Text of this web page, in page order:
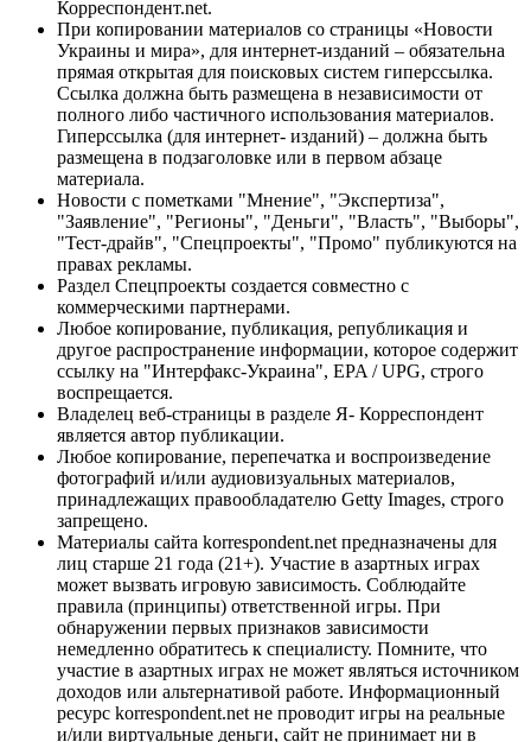
Корреспондент.net.
При копировании материалов со страницы «Новости
Украины и мира», для интернет-изданий – обязательна
прямая открытая для поисковых систем гиперссылка.
Ссылка должна быть размещена в независимости от
полного либо частичного использования материалов.
Гиперссылка (для интернет- изданий) – должна быть
размещена в подзаголовке или в первом абзаце
материала.
Новости с пометками "Мнение", "Экспертиза",
"Заявление", "Регионы", "Деньги", "Власть", "Выборы",
"Тест-драйв", "Спецпроекты", "Промо" публикуются на
правах рекламы.
Раздел Спецпроекты создается совместно с
коммерческими партнерами.
Любое копирование, публикация, републикация и
другое распространение информации, которое содержит
ссылку на "Интерфакс-Украина", EPA / UPG, строго
воспрещается.
Владелец веб-страницы в разделе Я- Корреспондент
является автор публикации.
Любое копирование, перепечатка и воспроизведение
фотографий и/или аудиовизуальных материалов,
принадлежащих правообладателю Getty Images, строго
запрещено.
Материалы сайта korrespondent.net предназначены для
лиц старше 21 года (21+). Участие в азартных играх
может вызвать игровую зависимость. Соблюдайте
правила (принципы) ответственной игры. При
обнаружении первых признаков зависимости
немедленно обратитесь к специалисту. Помните, что
участие в азартных играх не может являться источником
доходов или альтернативой работе. Информационный
ресурс korrespondent.net не проводит игры на реальные
и/или виртуальные деньги, сайт не принимает ни в